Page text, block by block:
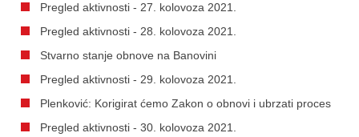
Pregled aktivnosti - 27. kolovoza 2021.
Pregled aktivnosti - 28. kolovoza 2021.
Stvarno stanje obnove na Banovini
Pregled aktivnosti - 29. kolovoza 2021.
Plenković: Korigirat ćemo Zakon o obnovi i ubrzati proces
Pregled aktivnosti - 30. kolovoza 2021.